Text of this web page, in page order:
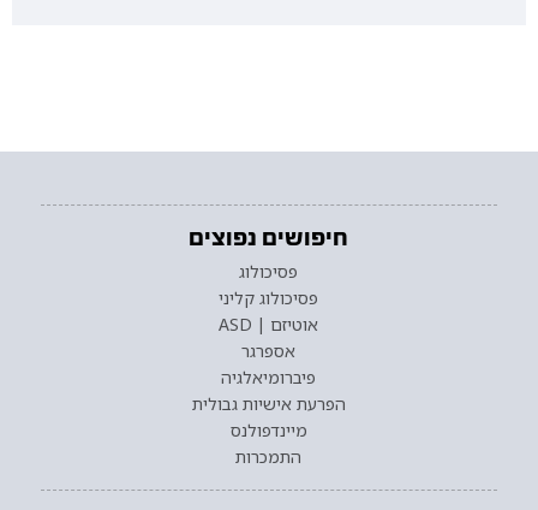
חיפושים נפוצים
פסיכולוג
פסיכולוג קליני
אוטיזם | ASD
אספרגר
פיברומיאלגיה
הפרעת אישיות גבולית
מיינדפולנס
התמכרות